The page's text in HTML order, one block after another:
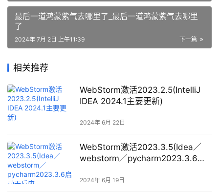
最后一道鸿蒙紫气去哪里了_最后一道鸿蒙紫气去哪里
了
下一篇
2024年 7月 2日 上午11:39
相关推荐
WebStorm激活2023.2.5(IntelliJ
IDEA 2024.1主要更新)
2024年 6月 22日
WebStorm激活2023.3.5(Idea／
webstorm／pycharm2023.3.6启
_ClassNotFoundException：
2024年 6月 19日